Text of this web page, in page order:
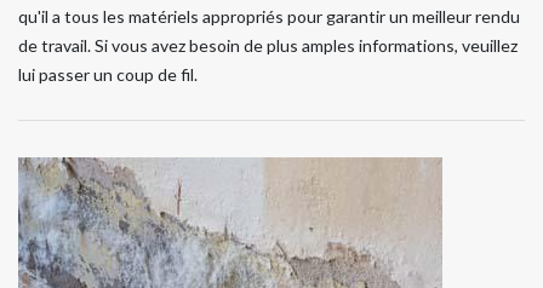
qu'il a tous les matériels appropriés pour garantir un meilleur rendu
de travail. Si vous avez besoin de plus amples informations, veuillez
lui passer un coup de fil.